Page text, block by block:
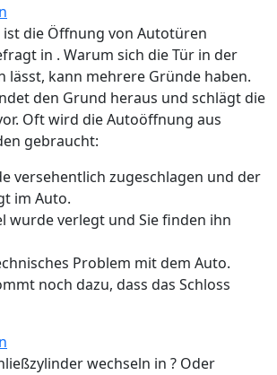
die Öffnung von Autotüren
in . Warum sich die Tür in der
lässt, kann mehrere Gründe haben.
den Grund heraus und schlägt die
Oft wird die Autoöffnung aus
gebraucht:
versehentlich zugeschlagen und der
im Auto.
wurde verlegt und Sie finden ihn
Problem mit dem Auto.
noch dazu, dass das Schloss
wechseln in ? Oder